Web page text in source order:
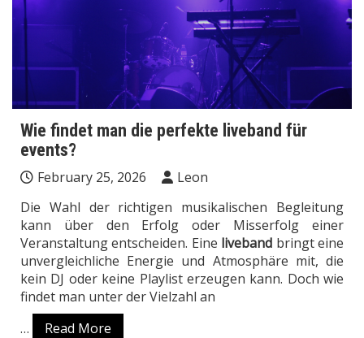
Wie findet man die perfekte liveband für
events?
February 25, 2026
Leon
Die Wahl der richtigen musikalischen Begleitung
kann über den Erfolg oder Misserfolg einer
Veranstaltung entscheiden. Eine liveband bringt eine
unvergleichliche Energie und Atmosphäre mit, die
kein DJ oder keine Playlist erzeugen kann. Doch wie
findet man unter der Vielzahl an
…
Read More